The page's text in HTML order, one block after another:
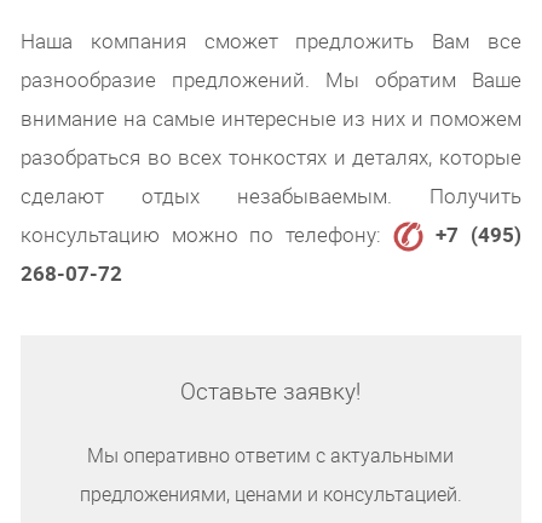
Наша компания сможет предложить Вам все
разнообразие предложений. Мы обратим Ваше
внимание на самые интересные из них и поможем
разобраться во всех тонкостях и деталях, которые
сделают отдых незабываемым. Получить
консультацию можно по телефону:
+7 (495)
268-07-72
Оставьте заявку!
Мы оперативно ответим с актуальными
предложениями, ценами и консультацией.